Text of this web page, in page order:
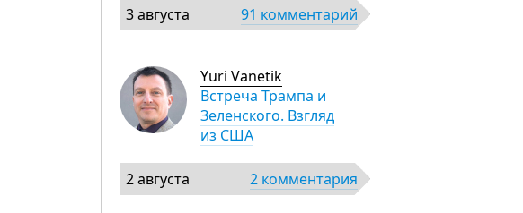
3 августа 91 комментарий
Yuri Vanetik
Встреча Трампа и
Зеленского. Взгляд
из США
2 августа 2 комментария